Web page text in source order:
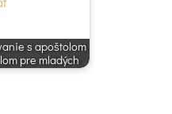
s apoštolom
pre mladých